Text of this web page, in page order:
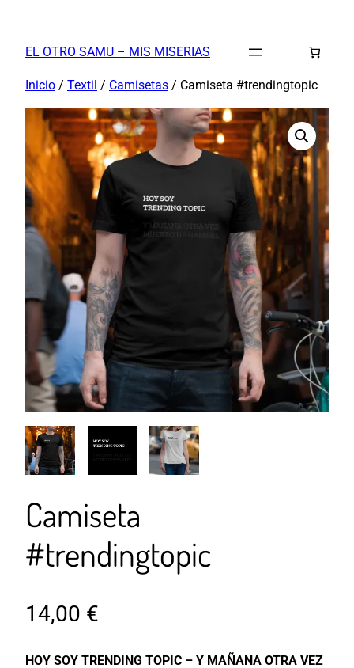
contenido
EL OTRO SAMU – MIS MISERIAS
Inicio / Textil / Camisetas / Camiseta #trendingtopic
Camiseta
#trendingtopic
14,00 €
HOY SOY TRENDING TOPIC – Y MAÑANA OTRA VEZ